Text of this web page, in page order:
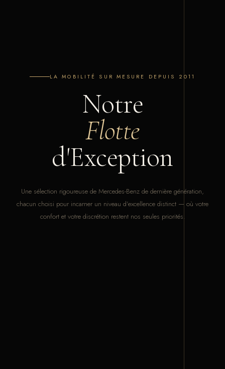
LA MOBILITÉ SUR MESURE DEPUIS 2011
Notre
Flotte
d'Exception
Une sélection rigoureuse de Mercedes-Benz de dernière génération,
chacun choisi pour incarner un niveau d'excellence distinct — où votre
confort et votre discrétion restent nos seules priorités.